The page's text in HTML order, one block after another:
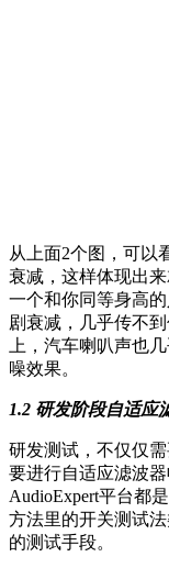
从上面2个图，可以
衰减，这样体现出
一个和你同等身高
剧衰减，几乎传不
上，汽车喇叭声也
噪效果。
1.2 研发阶段自适应
研发测试，不仅仅
要进行自适应滤波
AudioExpert平台都
方法里的开关测试
的测试手段。